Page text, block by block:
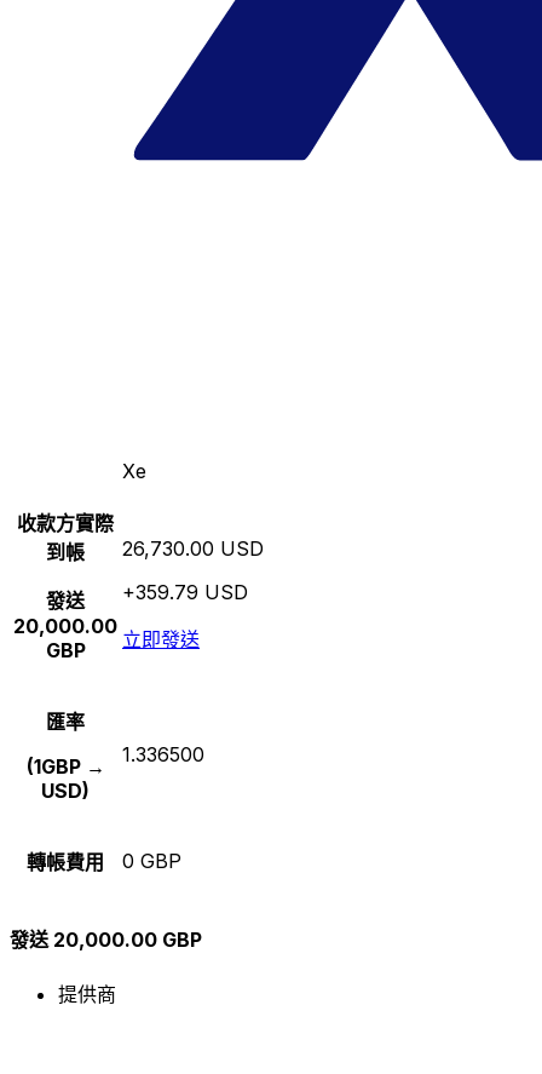
Xe
收款方實際
到帳
發送
20,000.00
GBP
26,730.00 USD
+359.79 USD
立即發送
匯率
(1GBP →
USD)
1.336500
轉帳費用 0 GBP
發送 20,000.00 GBP
提供商